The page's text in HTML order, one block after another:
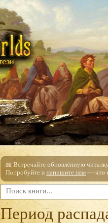
📖 Встречайте обновлённую
Попробуйте и напишите нам — что
Период